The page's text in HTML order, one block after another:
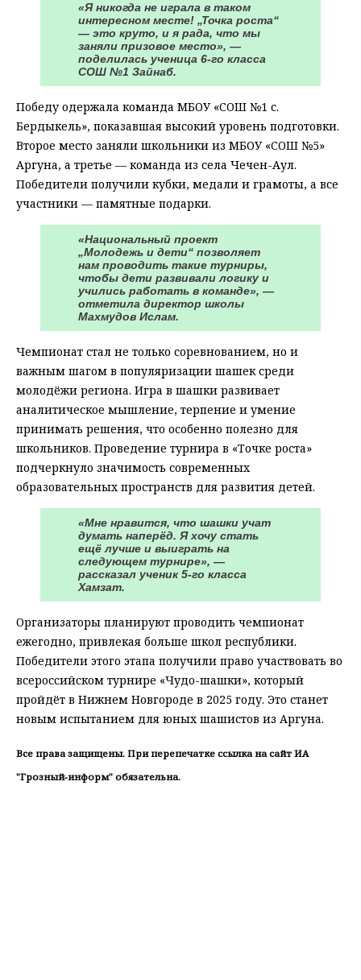
«Я никогда не играла в таком
интересном месте! „Точка роста“
— это круто, и я рада, что мы
заняли призовое место», —
поделилась ученица 6-го класса
СОШ №1 Зайнаб.
Победу одержала команда МБОУ «СОШ №1 с.
Бердыкель», показавшая высокий уровень подготовки.
Второе место заняли школьники из МБОУ «СОШ №5»
Аргуна, а третье — команда из села Чечен-Аул.
Победители получили кубки, медали и грамоты, а все
участники — памятные подарки.
«Национальный проект
„Молодежь и дети“ позволяет
нам проводить такие турниры,
чтобы дети развивали логику и
учились работать в команде», —
отметила директор школы
Махмудов Ислам.
Чемпионат стал не только соревнованием, но и
важным шагом в популяризации шашек среди
молодёжи региона. Игра в шашки развивает
аналитическое мышление, терпение и умение
принимать решения, что особенно полезно для
школьников. Проведение турнира в «Точке роста»
подчеркнуло значимость современных
образовательных пространств для развития детей.
«Мне нравится, что шашки учат
думать наперёд. Я хочу стать
ещё лучше и выиграть на
следующем турнире», —
рассказал ученик 5-го класса
Хамзат.
Организаторы планируют проводить чемпионат
ежегодно, привлекая больше школ республики.
Победители этого этапа получили право участвовать во
всероссийском турнире «Чудо-шашки», который
пройдёт в Нижнем Новгороде в 2025 году. Это станет
новым испытанием для юных шашистов из Аргуна.
Все права защищены. При перепечатке ссылка на сайт ИА
"Грозный-информ" обязательна.